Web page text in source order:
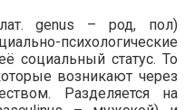
genus – род, пол)
психологические
социальный статус. То
возникают через
Разделяется на